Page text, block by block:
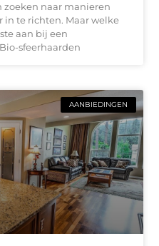
zoeken naar manieren
te richten. Maar welke
aan bij een
sfeerhaarden
AANBIEDINGEN